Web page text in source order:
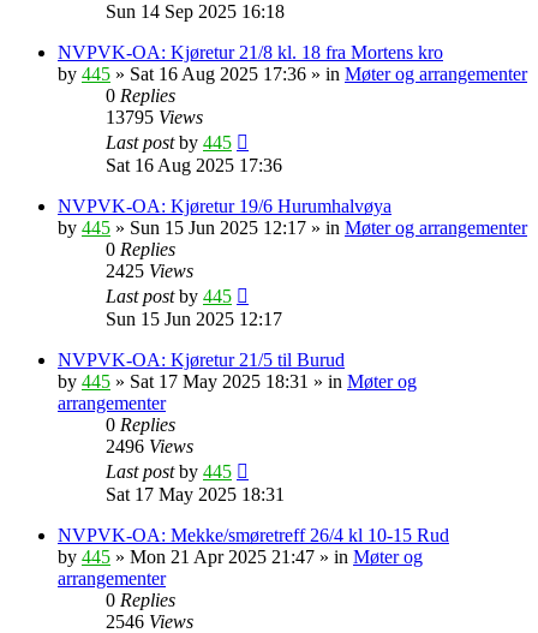
Sun 14 Sep 2025 16:18
NVPVK-OA: Kjøretur 21/8 kl. 18 fra Mortens kro
by 445 » Sat 16 Aug 2025 17:36 » in Møter og arrangementer
0 Replies
13795 Views
Last postby 445
Sat 16 Aug 2025 17:36
NVPVK-OA: Kjøretur 19/6 Hurumhalvøya
by 445 » Sun 15 Jun 2025 12:17 » in Møter og arrangementer
0 Replies
2425 Views
Last postby 445
Sun 15 Jun 2025 12:17
NVPVK-OA: Kjøretur 21/5 til Burud
by 445 » Sat 17 May 2025 18:31 » in Møter og
arrangementer
0 Replies
2496 Views
Last postby 445
Sat 17 May 2025 18:31
NVPVK-OA: Mekke/smøretreff 26/4 kl 10-15 Rud
by 445 » Mon 21 Apr 2025 21:47 » in Møter og
arrangementer
0 Replies
2546 Views